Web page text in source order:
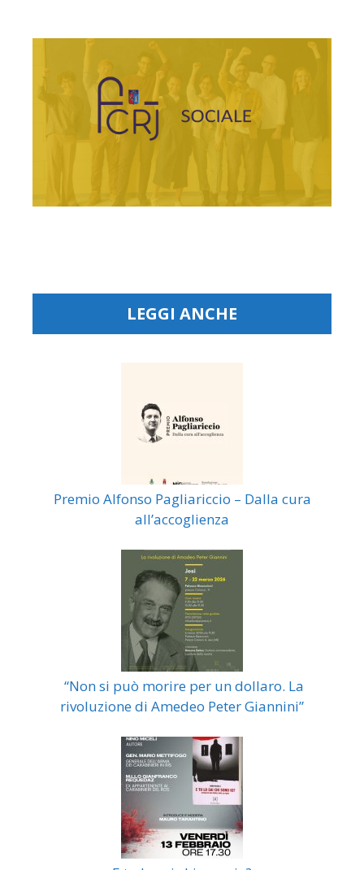
LEGGI ANCHE
Premio Alfonso Pagliariccio – Dalla cura
all’accoglienza
“Non si può morire per un dollaro. La
rivoluzione di Amedeo Peter Giannini”